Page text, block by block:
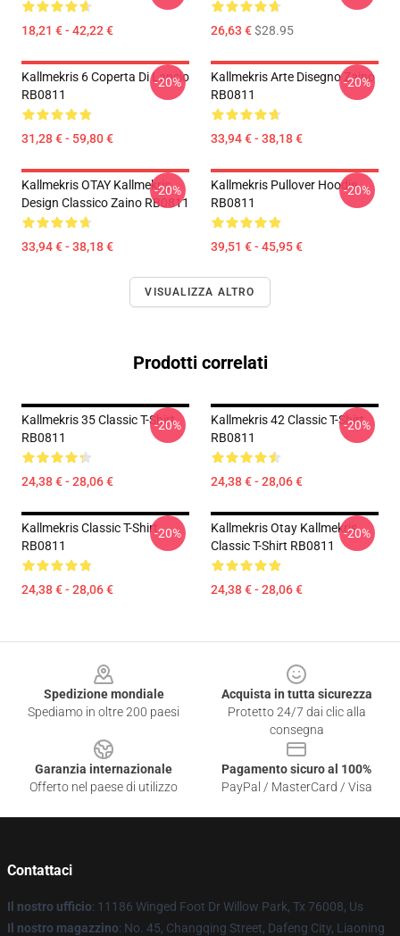
18,21 € - 42,22 € 26,63 €$28.95
Kallmekris 6 Coperta Di Lancio
RB0811
31,28 € - 59,80 €
-20%
Kallmekris Arte Disegno Zaino
RB0811
33,94 € - 38,18 €
-20%
Kallmekris OTAY Kallmekris
Design Classico Zaino RB0811
33,94 € - 38,18 €
-20%
Kallmekris Pullover Hoodie
RB0811
39,51 € - 45,95 €
-20%
VISUALIZZA ALTRO
Prodotti correlati
Kallmekris 35 Classic T-Shirt
RB0811
24,38 € - 28,06 €
-20%
Kallmekris 42 Classic T-Shirt
RB0811
24,38 € - 28,06 €
-20%
Kallmekris Classic T-Shirt
RB0811
24,38 € - 28,06 €
-20%
Kallmekris Otay Kallmekris
Classic T-Shirt RB0811
24,38 € - 28,06 €
-20%
Spedizione mondiale
Spediamo in oltre 200 paesi
Acquista in tutta sicurezza
Protetto 24/7 dai clic alla
consegna
Garanzia internazionale
Offerto nel paese di utilizzo
Pagamento sicuro al 100%
PayPal / MasterCard / Visa
Contattaci
Il nostro ufficio: 11186 Winged Foot Dr Willow Park, Tx 76008, Us
Il nostro magazzino: No. 45, Changqing Street, Dafeng City, Liaoning